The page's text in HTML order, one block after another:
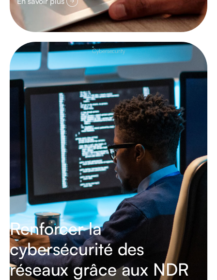
Cybersecurity
Renforcer la
cybersécurité des
réseaux grâce aux NDR